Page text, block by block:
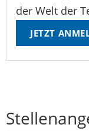
der Welt der
JETZT